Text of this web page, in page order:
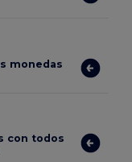
monedas
con todos